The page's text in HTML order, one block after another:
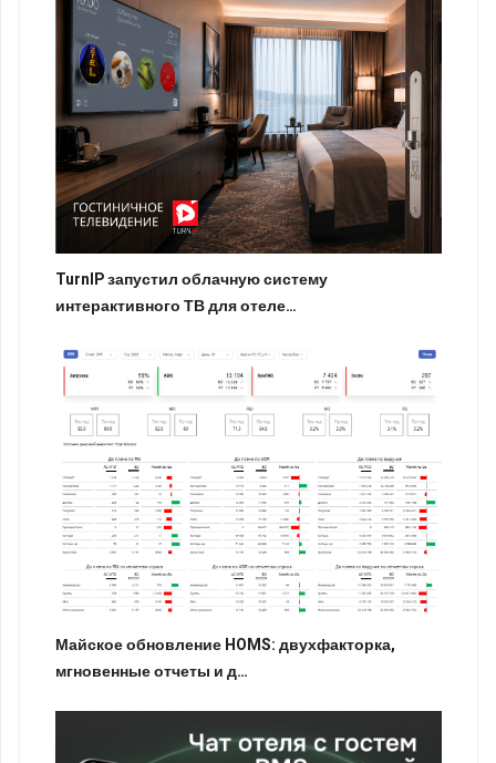
TurnIP запустил облачную систему
интерактивного ТВ для отеле…
Майское обновление HOMS: двухфакторка,
мгновенные отчеты и д…